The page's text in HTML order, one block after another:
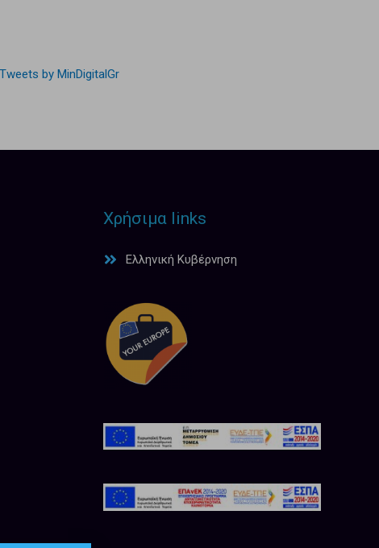
Tweets by MinDigitalGr
Χρήσιμα links
Ελληνική Κυβέρνηση